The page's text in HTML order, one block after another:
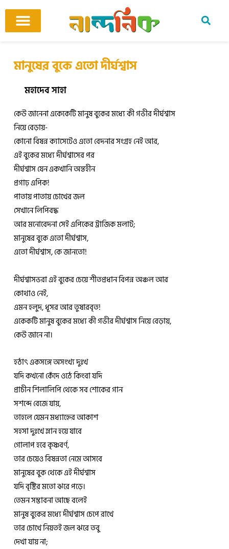
content
মানুষের বুকে এতো দীর্ঘশ্বাস
মহাদেব সাহা
কেউ জানেনা একেকেটি মানুষ বুকের মধ্যে কী গভীর দীর্ঘশ্বাস
নিয়ে বেড়ায়-
কোনো বিষন্ন ক্যাসেটেও এতো বেদনার সংগ্রহ নেই আর,
এই বুকের মধ্যে দীর্ঘশ্বাসের পর
দীর্ঘশ্বাস যেন একখানি অন্তহীন
প্রগাঢ় এপিক!
পাতায় পাতায় চোখের জল
সেখানে লিপিবদ্ধ
আর মনোবেদনা সেই এপিকের ট্রাজিক মলাট;
মানুষের বুকে এতো দীর্ঘশ্বাস,
এতো দীর্ঘশ্বাস, কে জানতো!
দীর্ঘশ্বাসভরা এই বুকের চেয়ে শীতপ্রধান বিপন্ন অঞ্চল আর
কোথাও নেই,
এমন হলুদ, ধূসর আর তুষারবৃত!
একেকটি মানুষ বুকের মধ্যে কী গভীর দীর্ঘশ্বাস নিয়ে বেড়ায়,
কেউ জানে না।
হঠাৎ একসঙ্গে অসংখ্য দুঃখ
যদি কখনো কেঁদে ওঠে কিংবা যদি
প্রাচীন শিলালিপি থেকে সব শোকের গান
সশব্দে বেজে যায়,
তাহলে যেমন মধ্যাহ্নের আকাশ
সহসা দুঃখে ম্লান হয়ে যাবে
গোলাপ হবে কৃষ্ণবর্ণ,
তার চেয়েও বিষন্নতা নেমে আসবে
মানুষের বুক থেকে এই দীর্ঘশ্বাস
যদি বৃষ্টির মতো ঝরে পড়ে।
তেমন সম্ভাবনা আছে বলেই
মানুষ বুকের মধ্যে দীর্ঘশ্বাস চেপে রাখে
তার চোখে নিয়তই জল ঝরে তবু
দেখা যায় না;